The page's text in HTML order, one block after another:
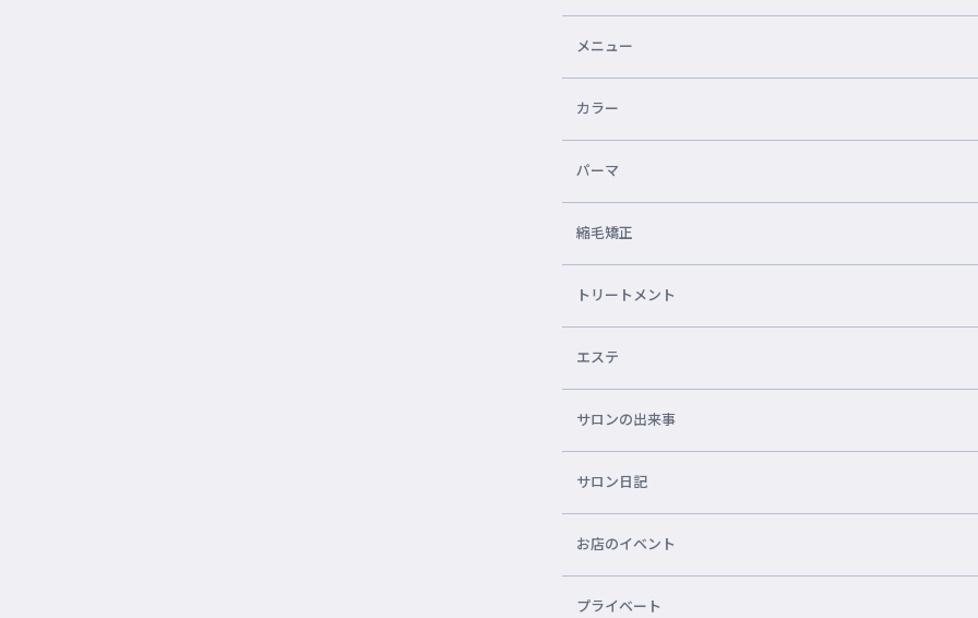
メニュー
カラー
パーマ
縮毛矯正
トリートメント
エステ
サロンの出来事
サロン日記
お店のイベント
プライベート